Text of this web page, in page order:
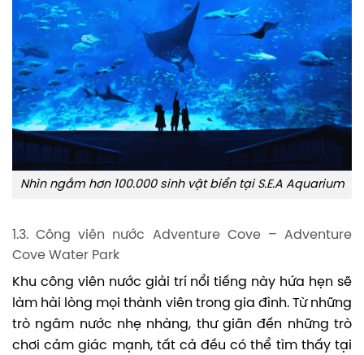
Nhìn ngắm hơn 100.000 sinh vật biển tại S.E.A Aquarium
1.3. Công viên nước Adventure Cove – Adventure
Cove Water Park
Khu công viên nước giải trí nổi tiếng này hứa hẹn sẽ
làm hài lòng mọi thành viên trong gia đình. Từ những
trò ngâm nước nhẹ nhàng, thư giãn đến những trò
chơi cảm giác mạnh, tất cả đều có thể tìm thấy tại